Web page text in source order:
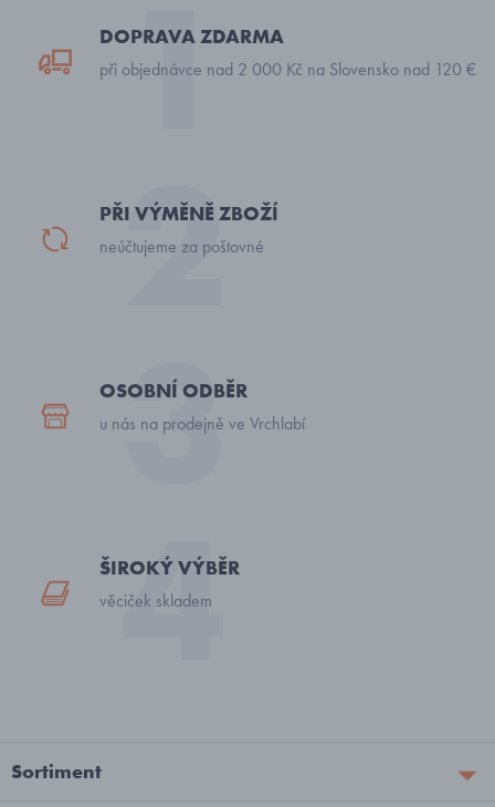
DOPRAVA ZDARMA
při objednávce nad 2 000 Kč na Slovensko nad 120 €
PŘI VÝMĚNĚ ZBOŽÍ
neúčtujeme za poštovné
OSOBNÍ ODBĚR
u nás na prodejně ve Vrchlabí
ŠIROKÝ VÝBĚR
věciček skladem
Sortiment